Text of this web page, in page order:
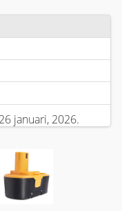
januari, 2026.